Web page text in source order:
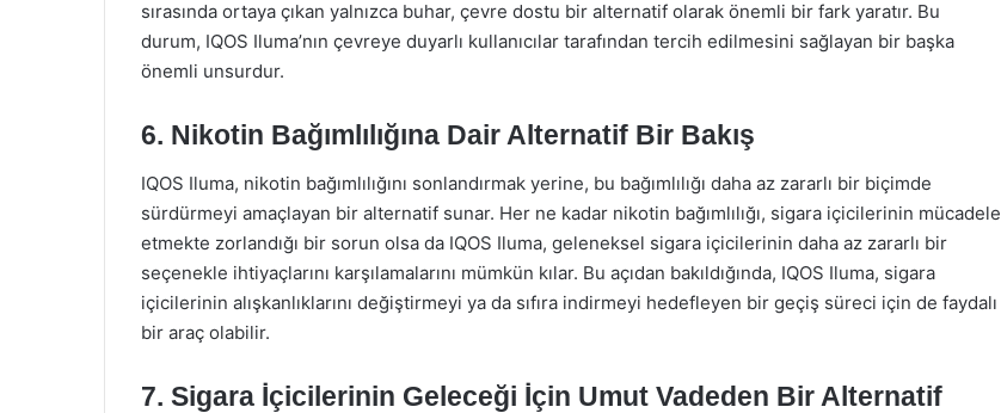
sırasında ortaya çıkan yalnızca buhar, çevre dostu bir alternatif olarak önemli bir fark yaratır. Bu
durum, IQOS Iluma’nın çevreye duyarlı kullanıcılar tarafından tercih edilmesini sağlayan bir başka
önemli unsurdur.
6. Nikotin Bağımlılığına Dair Alternatif Bir Bakış
IQOS Iluma, nikotin bağımlılığını sonlandırmak yerine, bu bağımlılığı daha az zararlı bir biçimde
sürdürmeyi amaçlayan bir alternatif sunar. Her ne kadar nikotin bağımlılığı, sigara içicilerinin mücadele
etmekte zorlandığı bir sorun olsa da IQOS Iluma, geleneksel sigara içicilerinin daha az zararlı bir
seçenekle ihtiyaçlarını karşılamalarını mümkün kılar. Bu açıdan bakıldığında, IQOS Iluma, sigara
içicilerinin alışkanlıklarını değiştirmeyi ya da sıfıra indirmeyi hedefleyen bir geçiş süreci için de faydalı
bir araç olabilir.
7. Sigara İçicilerinin Geleceği İçin Umut Vadeden Bir Alternatif